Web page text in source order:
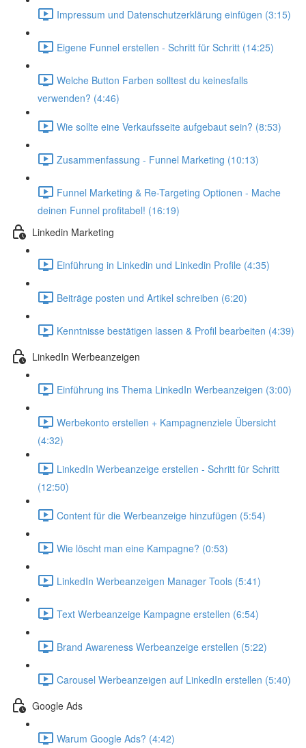
Impressum und Datenschutzerklärung einfügen (3:15)
Eigene Funnel erstellen - Schritt für Schritt (14:25)
Welche Button Farben solltest du keinesfalls
verwenden? (4:46)
Wie sollte eine Verkaufsseite aufgebaut sein? (8:53)
Zusammenfassung - Funnel Marketing (10:13)
Funnel Marketing & Re-Targeting Optionen - Mache
deinen Funnel profitabel! (16:19)
Linkedin Marketing
Einführung in Linkedin und Linkedin Profile (4:35)
Beiträge posten und Artikel schreiben (6:20)
Kenntnisse bestätigen lassen & Profil bearbeiten (4:39)
LinkedIn Werbeanzeigen
Einführung ins Thema LinkedIn Werbeanzeigen (3:00)
Werbekonto erstellen + Kampagnenziele Übersicht
(4:32)
LinkedIn Werbeanzeige erstellen - Schritt für Schritt
(12:50)
Content für die Werbeanzeige hinzufügen (5:54)
Wie löscht man eine Kampagne? (0:53)
LinkedIn Werbeanzeigen Manager Tools (5:41)
Text Werbeanzeige Kampagne erstellen (6:54)
Brand Awareness Werbeanzeige erstellen (5:22)
Carousel Werbeanzeigen auf LinkedIn erstellen (5:40)
Google Ads
Warum Google Ads? (4:42)